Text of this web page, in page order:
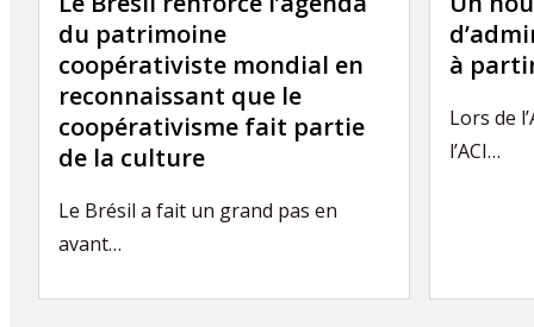
du patrimoine
coopérativiste mondial en
reconnaissant que le
coopérativisme fait partie
de la culture
Le Brésil a fait un grand pas en
avant…
à
Lors de
l’ACI…